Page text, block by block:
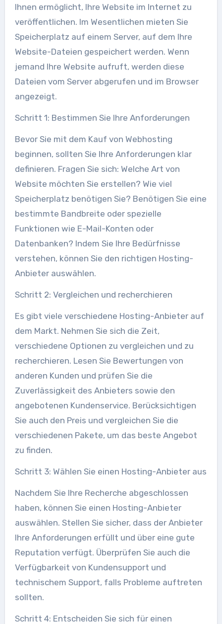
Ihnen ermöglicht, Ihre Website im Internet zu
veröffentlichen. Im Wesentlichen mieten Sie
Speicherplatz auf einem Server, auf dem Ihre
Website-Dateien gespeichert werden. Wenn
jemand Ihre Website aufruft, werden diese
Dateien vom Server abgerufen und im Browser
angezeigt.
Schritt 1: Bestimmen Sie Ihre Anforderungen
Bevor Sie mit dem Kauf von Webhosting
beginnen, sollten Sie Ihre Anforderungen klar
definieren. Fragen Sie sich: Welche Art von
Website möchten Sie erstellen? Wie viel
Speicherplatz benötigen Sie? Benötigen Sie eine
bestimmte Bandbreite oder spezielle
Funktionen wie E-Mail-Konten oder
Datenbanken? Indem Sie Ihre Bedürfnisse
verstehen, können Sie den richtigen Hosting-
Anbieter auswählen.
Schritt 2: Vergleichen und recherchieren
Es gibt viele verschiedene Hosting-Anbieter auf
dem Markt. Nehmen Sie sich die Zeit,
verschiedene Optionen zu vergleichen und zu
recherchieren. Lesen Sie Bewertungen von
anderen Kunden und prüfen Sie die
Zuverlässigkeit des Anbieters sowie den
angebotenen Kundenservice. Berücksichtigen
Sie auch den Preis und vergleichen Sie die
verschiedenen Pakete, um das beste Angebot
zu finden.
Schritt 3: Wählen Sie einen Hosting-Anbieter aus
Nachdem Sie Ihre Recherche abgeschlossen
haben, können Sie einen Hosting-Anbieter
auswählen. Stellen Sie sicher, dass der Anbieter
Ihre Anforderungen erfüllt und über eine gute
Reputation verfügt. Überprüfen Sie auch die
Verfügbarkeit von Kundensupport und
technischem Support, falls Probleme auftreten
sollten.
Schritt 4: Entscheiden Sie sich für einen